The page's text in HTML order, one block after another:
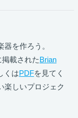
を作ろう。
掲載されたBrian
くはPDFを見てく
楽しいプロジェク